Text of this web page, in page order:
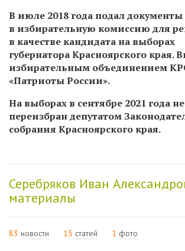
В июле 2018 года подал документы
в избирательную комиссию для
в качестве кандидата на выборах
губернатора Красноярского края.
избирательным объединением
«Патриоты России».
На выборах в сентябре 2021 года
переизбран депутатом
собрания Красноярского края.
Серебряков Иван
материалы
83 новости 15 статей 1 фото